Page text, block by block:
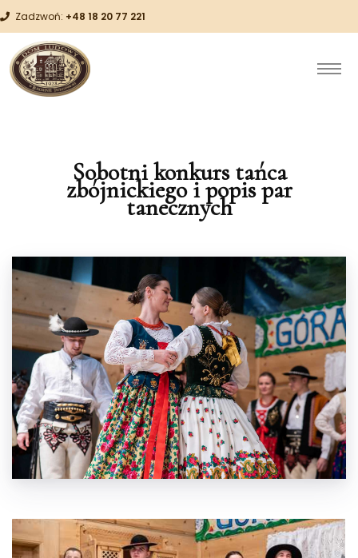
Zadzwoń: +48 18 20 77 221
Sobotni konkurs tańca
zbójnickiego i popis par
tanecznych